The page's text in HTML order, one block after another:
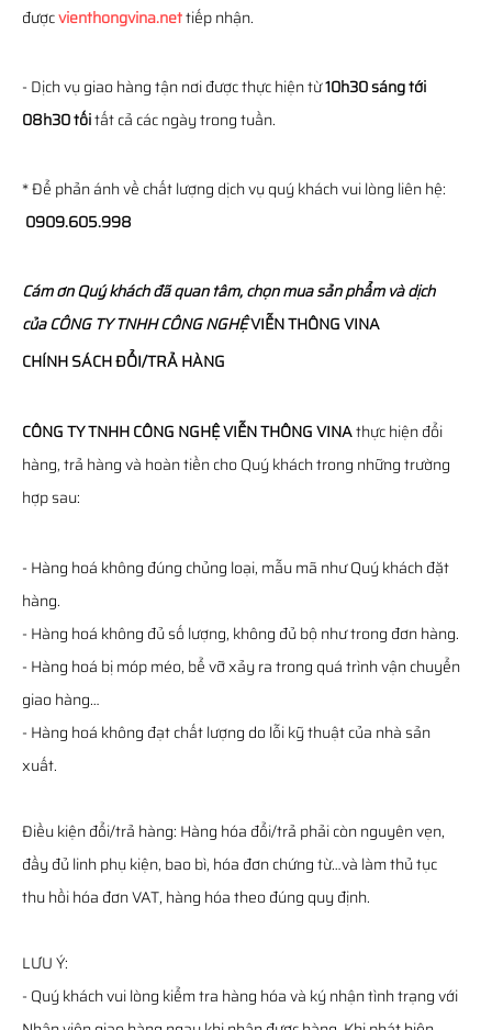
đượcvienthongvina.nettiếp nhận.
- Dịch vụ giao hàng tận nơi được thực hiện từ10h30 sáng tới
08h30 tốitất cả các ngày trong tuần.
* Để phản ánh về chất lượng dịch vụ quý khách vui lòng liên hệ:
0909.605.998
Cám ơn Quý khách đã quan tâm, chọn mua sản phẩm và dịch
củaCÔNG TY TNHH CÔNG NGHỆVIỄN THÔNGVINA
CHÍNH SÁCH ĐỔI/TRẢ HÀNG
CÔNG TY TNHH CÔNG NGHỆ VIỄN THÔNG VINAthực hiện đổi
hàng, trả hàng và hoàn tiền cho Quý khách trong những trường
hợp sau:
- Hàng hoá không đúng chủng loại, mẫu mã như Quý khách đặt
hàng.
- Hàng hoá không đủ số lượng, không đủ bộ như trong đơn hàng.
- Hàng hoá bị móp méo, bể vỡ xảy ra trong quá trình vận chuyển
giao hàng…
- Hàng hoá không đạt chất lượng do lỗi kỹ thuật của nhà sản
xuất.
Điều kiện đổi/trả hàng: Hàng hóa đổi/trả phải còn nguyên vẹn,
đầy đủ linh phụ kiện, bao bì, hóa đơn chứng từ…và làm thủ tục
thu hồi hóa đơn VAT, hàng hóa theo đúng quy định.
LƯU Ý:
- Quý khách vui lòng kiểm tra hàng hóa và ký nhận tình trạng với